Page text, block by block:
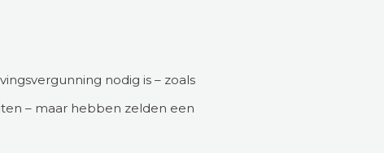
nodig is – zoals
– maar hebben zelden een